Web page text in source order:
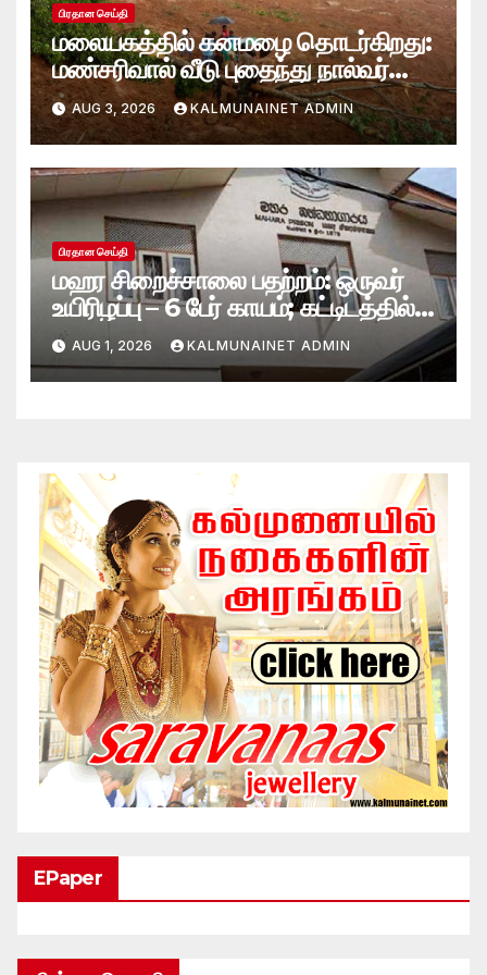
பிரதான செய்தி
மலையகத்தில் கனமழை தொடர்கிறது:
மண்சரிவால் வீடு புதைந்து நால்வர்
மாயம்
AUG 3, 2026 KALMUNAINET ADMIN
பிரதான செய்தி
மஹர சிறைச்சாலை பதற்றம்: ஒருவர்
உயிரிழப்பு – 6 பேர் காயம்; கட்டிடத்தில்
பாரிய தீ
AUG 1, 2026 KALMUNAINET ADMIN
EPaper